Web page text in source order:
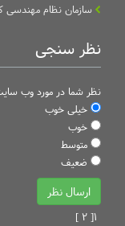
سازمان نظام مهندسی
نظر سنجی
نظر شما در مورد وب
خیلی خوب
خوب
متوسط
ضعیف
1
[ 2 ]